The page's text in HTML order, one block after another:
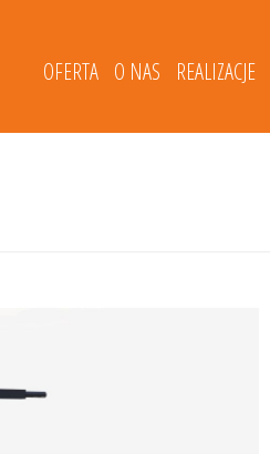
OFERTA O NAS REALIZACJE